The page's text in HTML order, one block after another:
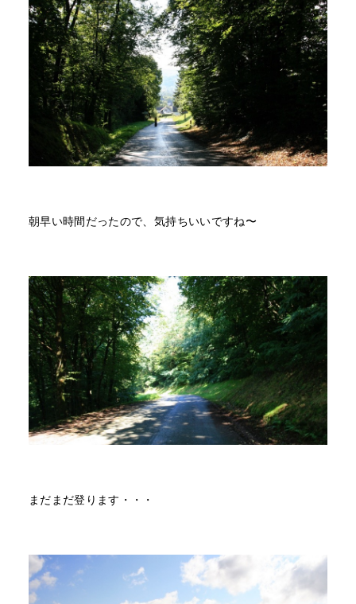
朝早い時間だったので、気持ちいいですね〜
まだまだ登ります・・・